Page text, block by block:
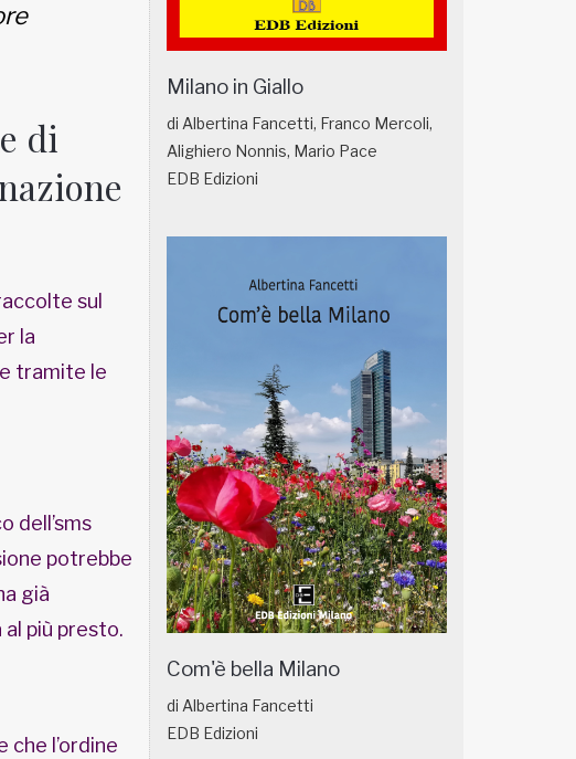
di
sul
la
tramite le
dell’sms
potrebbe
già
più presto.
che l’ordine
Milano in Giallo
di Albertina Fancetti, Franco Mercoli,
Alighiero Nonnis, Mario Pace
EDB Edizioni
Com'è bella Milano
di Albertina Fancetti
EDB Edizioni